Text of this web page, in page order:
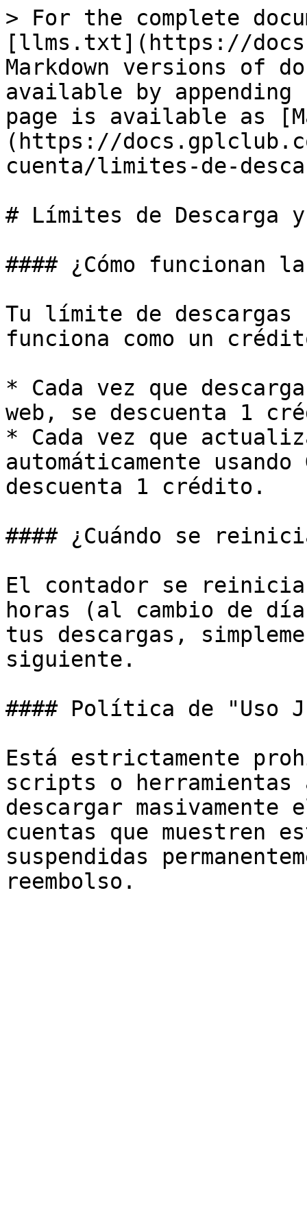
> For the complete
[llms.txt](https://
Markdown versions of
available by
page is available as
(https://
cuenta/limites-de-
# Límites de Descarga
#### ¿Cómo funcionan
Tu límite de
funciona como un
* Cada vez que
web, se descuenta 1
* Cada vez que
automáticamente
descuenta 1 crédito.
#### ¿Cuándo se
El contador se reinicia
horas (al cambio de
tus descargas,
siguiente.
#### Política de "Uso
Está estrictamente
scripts o herramientas
descargar
cuentas que muestren
suspendidas